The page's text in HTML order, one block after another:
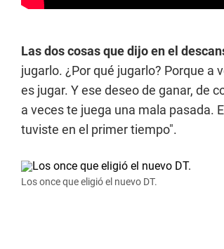
Las dos cosas que dijo en el
jugarlo. ¿Por qué jugarlo? Porque a
es jugar. Y ese deseo de ganar, de
a veces te juega una mala pasada.
tuviste en el primer tiempo".
Los once que eligió el nuevo DT.